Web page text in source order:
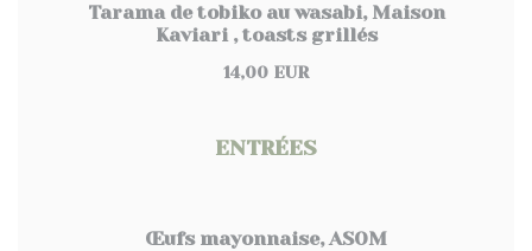
Tarama de tobiko au wasabi, Maison
Kaviari , toasts grillés
14,00 EUR
ENTRÉES
Œufs mayonnaise, ASOM